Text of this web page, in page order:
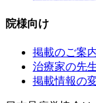
院様向け
掲載のご案
治療家の先
掲載情報の